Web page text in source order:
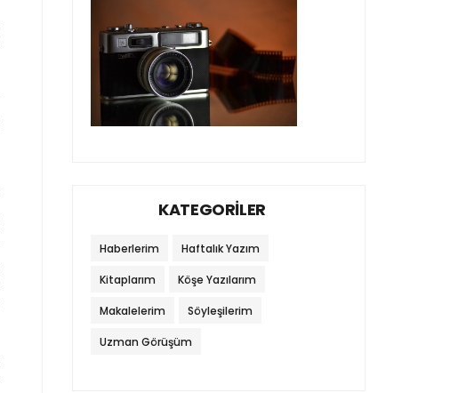
KATEGORİLER
Haberlerim Haftalık Yazım
Kitaplarım Köşe Yazılarım
Makalelerim Söyleşilerim
Uzman Görüşüm